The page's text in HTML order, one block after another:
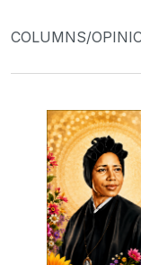
COLUMNS/